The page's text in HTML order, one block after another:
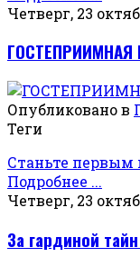
Четверг, 23
ГОСТЕПРИИМНАЯ
Опубликовано в
Теги
Станьте
Подробнее ...
Четверг, 23
За гардиной